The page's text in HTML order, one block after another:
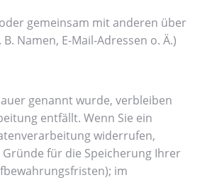
gemeinsam mit anderen über
Namen, E-Mail-Adressen o. Ä.)
genannt wurde, verbleiben
entfällt. Wenn Sie ein
widerrufen,
für die Speicherung Ihrer
im